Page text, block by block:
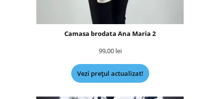
Camasa brodata Ana Maria 2
99,00 lei
Vezi prețul actualizat!